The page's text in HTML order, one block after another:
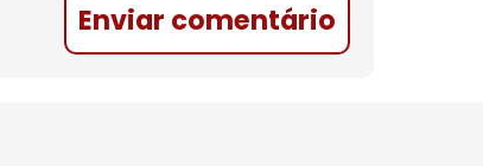
Enviar comentário